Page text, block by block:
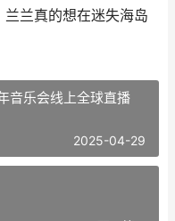
兰真的想在迷失海岛
音乐会线上全球直播
2025-04-29